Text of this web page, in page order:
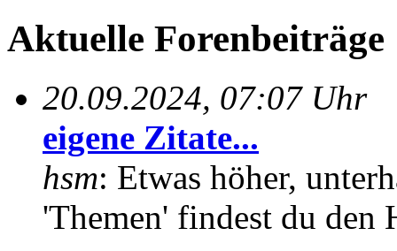
Aktuelle Forenbeiträge
20.09.2024, 07:07 Uhr
eigene Zitate...
hsm: Etwas höher,
'Themen' findest du den